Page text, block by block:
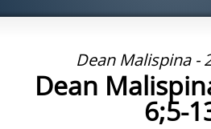
Dean Malispina -
Dean
6;5-